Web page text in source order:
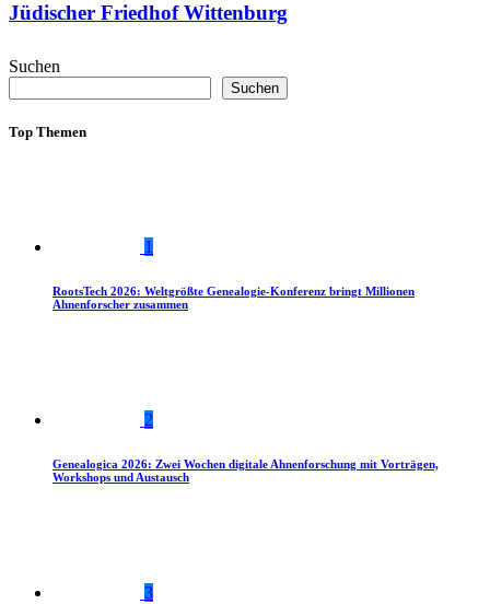
Jüdischer Friedhof Wittenburg
Suchen
Suchen
Top Themen
1
RootsTech 2026: Weltgrößte Genealogie-Konferenz bringt Millionen
Ahnenforscher zusammen
2
Genealogica 2026: Zwei Wochen digitale Ahnenforschung mit Vorträgen,
Workshops und Austausch
3